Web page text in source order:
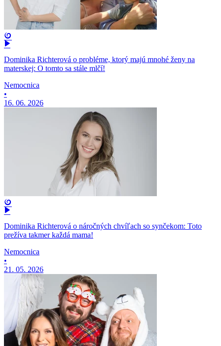
Dominika Richterová o probléme, ktorý majú mnohé ženy na
materskej: O tomto sa stále mlčí!
Nemocnica
•
16. 06. 2026
Dominika Richterová o náročných chvíľach so synčekom: Toto
prežíva takmer každá mama!
Nemocnica
•
21. 05. 2026